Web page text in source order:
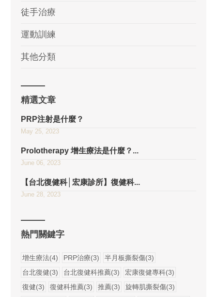
徒手治療
運動訓練
其他分類
精選文章
PRP注射是什麼？
May 25, 2023
Prolotherapy 增生療法是什麼？...
June 06, 2023
【台北復健科│宏康診所】復健科...
June 28, 2023
熱門關鍵字
增生療法(4) PRP治療(3)
半月板撕裂傷(3)
台北復健(3)
台北復健科推薦(3)
宏康復健專科(3)
復健(3)
復健科推薦(3) 推薦(3)
旋轉肌撕裂傷(3)